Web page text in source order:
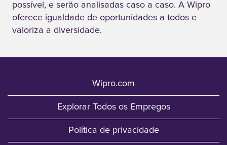
possível, e serão analisadas caso a caso. A Wipro
oferece igualdade de oportunidades a todos e
valoriza a diversidade.
Wipro.com
Explorar Todos os Empregos
Política de privacidade